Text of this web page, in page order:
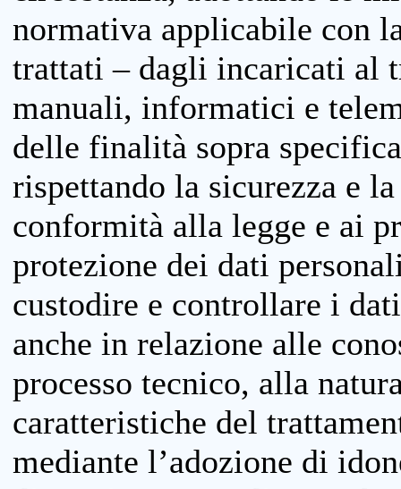
normativa applicabile con
trattati – dagli incaricati al
manuali, informatici e
delle finalità sopra
rispettando la sicurezza e
conformità alla legge e ai
protezione dei dati
custodire e controllare i
anche in relazione alle
processo tecnico, alla
caratteristiche del
mediante l’adozione di